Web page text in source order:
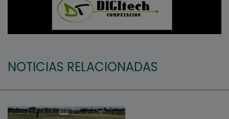
NOTICIAS RELACIONADAS